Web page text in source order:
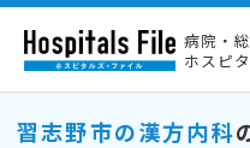
病院・
ホスピ
習志野市の漢方内科